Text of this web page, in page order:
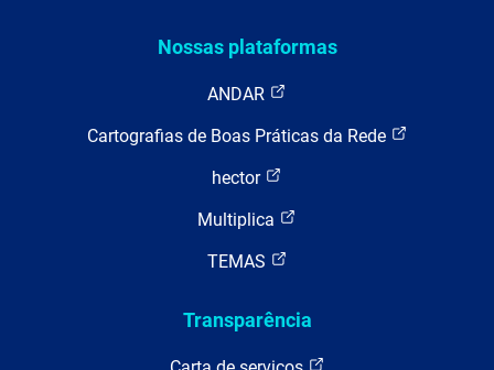
Nossas plataformas
ANDAR
Cartografias de Boas Práticas da Rede
hector
Multiplica
TEMAS
Transparência